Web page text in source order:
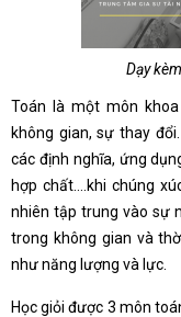
Dạy
Toán là một môn
không gian, sự thay
các định nghĩa, ứng
hợp chất….khi chúng
nhiên tập trung vào sự
trong không gian và
như năng lượng và lực.
Học giỏi được 3 môn